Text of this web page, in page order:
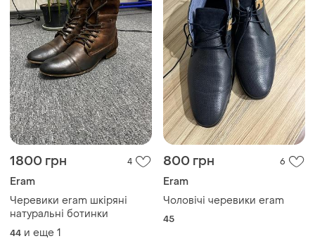
1800 грн 4
Eram
Черевики eram шкіряні
натуральні ботинки
44 и еще 1
800 грн 6
Eram
Чоловічі черевики eram
45